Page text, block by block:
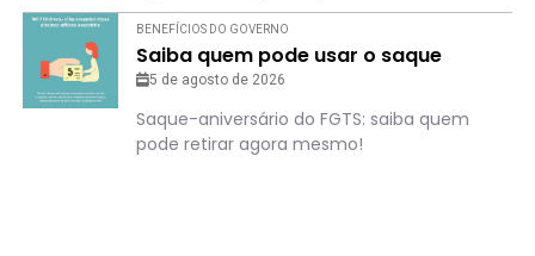
BENEFÍCIOS DO GOVERNO
Saiba quem pode usar o saque
5 de agosto de 2026
Saque-aniversário do FGTS: saiba quem
pode retirar agora mesmo!